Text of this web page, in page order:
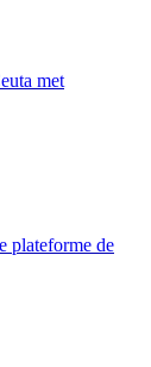
met
plateforme de